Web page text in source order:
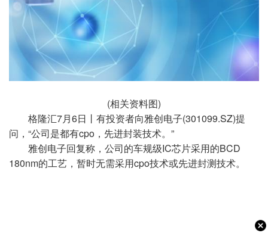
(相关资料图)
格隆汇7月6日丨有投资者向雅创电子(301099.SZ)提
问，“公司是都有cpo，先进封装技术。”
雅创电子回复称，公司的车规级IC芯片采用的BCD
180nm的工艺，暂时无需采用cpo技术或先进封测技术。